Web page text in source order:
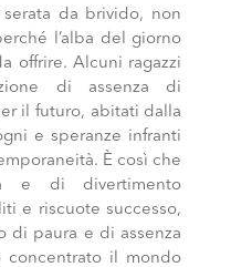
da brivido, non
l’alba del giorno
offrire. Alcuni ragazzi
di assenza di
il futuro, abitati dalla
e speranze infranti
È così che
e di divertimento
e riscuote successo,
di paura e di assenza
il mondo